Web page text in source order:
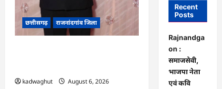
छत्तीसगढ़ राजनांदगांव जिला
kadwaghut
August 6, 2026
Recent
Posts
Rajnandga
on :
समाजसेवी,
भाजपा नेता
एवं कवि